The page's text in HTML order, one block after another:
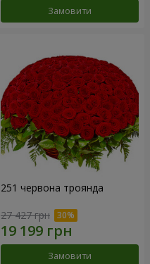
Замовити
251 червона троянда
27 427 грн
Замовити